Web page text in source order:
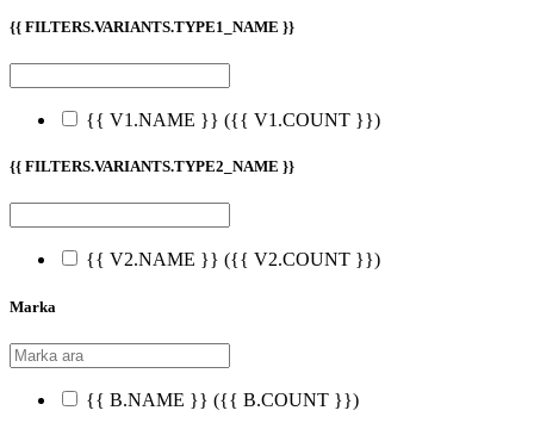
{{ FILTERS.VARIANTS.TYPE1_NAME }}
{{ V1.NAME }} ({{ V1.COUNT }})
{{ FILTERS.VARIANTS.TYPE2_NAME }}
{{ V2.NAME }} ({{ V2.COUNT }})
Marka
{{ B.NAME }} ({{ B.COUNT }})